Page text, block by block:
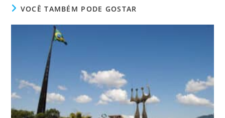
VOCÊ TAMBÉM PODE GOSTAR